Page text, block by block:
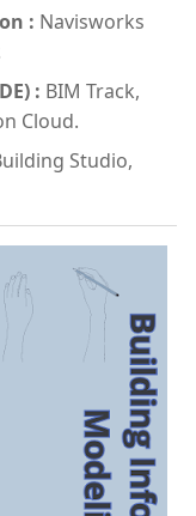
: Navisworks
: BIM Track,
Cloud.
Studio,